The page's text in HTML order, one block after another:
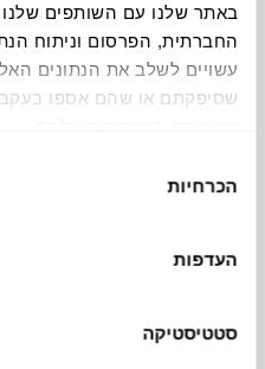
באתר שלנו עם השותפים
החברתית, הפרסום וניתוח
עשויים לשלב את הנתונים
שסיפקתם או שהם אספו
הסכמה
הכרחיות
העדפות
סטטיסטיקה
כורסה SWEET 27
GERVASONI